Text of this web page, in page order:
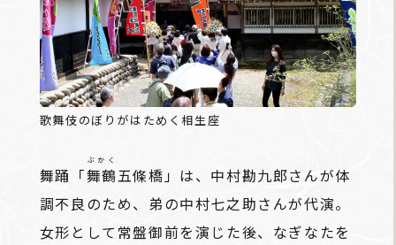
歌舞伎のぼりがはためく相生座
舞踊「舞鶴
ぶかく
五條橋」は、中村勘九郎さんが体
調不良のため、弟の中村七之助さんが代演。
女形として常盤御前を演じた後、なぎなたを